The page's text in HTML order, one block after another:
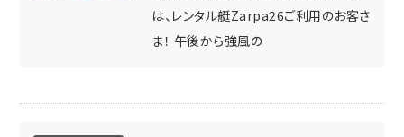
は、レンタル艇Zarpa26ご利用のお客さ
ま！ 午後から強風の